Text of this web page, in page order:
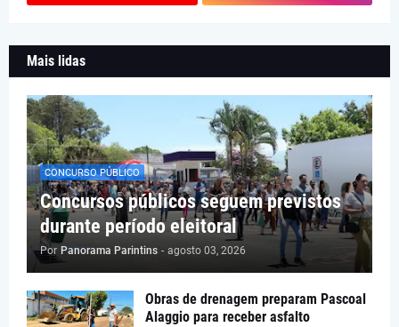
Mais lidas
CONCURSO PÚBLICO
Concursos públicos seguem previstos
durante período eleitoral
Por Panorama Parintins - agosto 03, 2026
Obras de drenagem preparam Pascoal
Alaggio para receber asfalto